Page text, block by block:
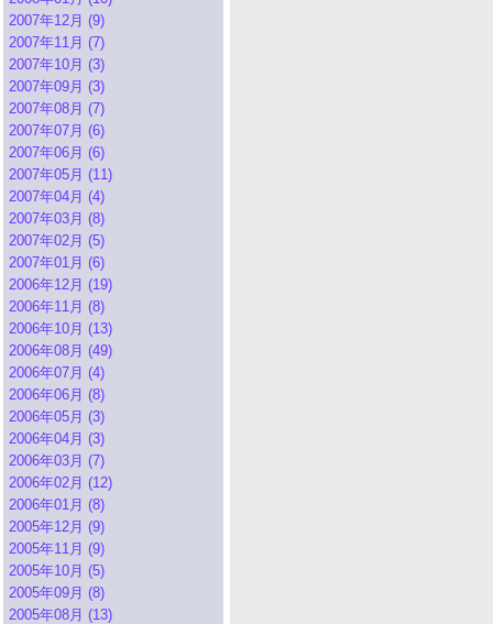
2007年12月 (9)
2007年11月 (7)
2007年10月 (3)
2007年09月 (3)
2007年08月 (7)
2007年07月 (6)
2007年06月 (6)
2007年05月 (11)
2007年04月 (4)
2007年03月 (8)
2007年02月 (5)
2007年01月 (6)
2006年12月 (19)
2006年11月 (8)
2006年10月 (13)
2006年08月 (49)
2006年07月 (4)
2006年06月 (8)
2006年05月 (3)
2006年04月 (3)
2006年03月 (7)
2006年02月 (12)
2006年01月 (8)
2005年12月 (9)
2005年11月 (9)
2005年10月 (5)
2005年09月 (8)
2005年08月 (13)